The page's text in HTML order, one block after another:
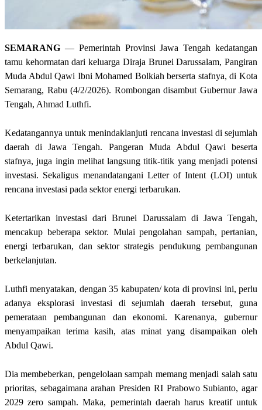
SEMARANG — Pemerintah Provinsi Jawa Tengah kedatangan
tamu kehormatan dari keluarga Diraja Brunei Darussalam, Pangiran
Muda Abdul Qawi Ibni Mohamed Bolkiah berserta stafnya, di Kota
Semarang, Rabu (4/2/2026). Rombongan disambut Gubernur Jawa
Tengah, Ahmad Luthfi.
Kedatangannya untuk menindaklanjuti rencana investasi di sejumlah
daerah di Jawa Tengah. Pangeran Muda Abdul Qawi beserta
stafnya, juga ingin melihat langsung titik-titik yang menjadi potensi
investasi. Sekaligus menandatangani Letter of Intent (LOI) untuk
rencana investasi pada sektor energi terbarukan.
Ketertarikan investasi dari Brunei Darussalam di Jawa Tengah,
mencakup beberapa sektor. Mulai pengolahan sampah, pertanian,
energi terbarukan, dan sektor strategis pendukung pembangunan
berkelanjutan.
Luthfi menyatakan, dengan 35 kabupaten/ kota di provinsi ini, perlu
adanya eksplorasi investasi di sejumlah daerah tersebut, guna
pemerataan pembangunan dan ekonomi. Karenanya, gubernur
menyampaikan terima kasih, atas minat yang disampaikan oleh
Abdul Qawi.
Dia membeberkan, pengelolaan sampah memang menjadi salah satu
prioritas, sebagaimana arahan Presiden RI Prabowo Subianto, agar
2029 zero sampah. Maka, pemerintah daerah harus kreatif untuk